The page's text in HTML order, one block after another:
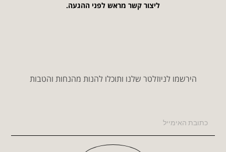
ליצור קשר מראש לפני ההגעה.
הירשמו לניוזלטר שלנו ותוכלו להנות מהנחות והטבות